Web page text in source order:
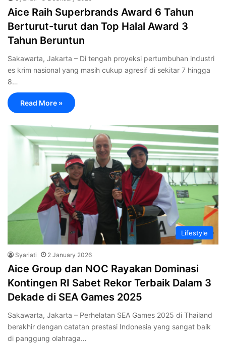
Aice Raih Superbrands Award 6 Tahun
Berturut-turut dan Top Halal Award 3
Tahun Beruntun
Sakawarta, Jakarta – Di tengah proyeksi pertumbuhan industri
es krim nasional yang masih cukup agresif di sekitar 7 hingga
8…
Read More »
Lifestyle
Syariati 2 January 2026
Aice Group dan NOC Rayakan Dominasi
Kontingen RI Sabet Rekor Terbaik Dalam 3
Dekade di SEA Games 2025
Sakawarta, Jakarta – Perhelatan SEA Games 2025 di Thailand
berakhir dengan catatan prestasi Indonesia yang sangat baik
di panggung olahraga…